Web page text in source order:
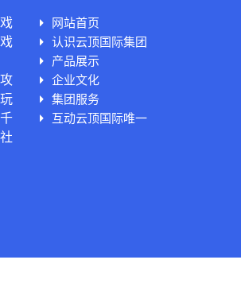
网站首页
认识云顶国际集团
产品展示
企业文化
集团服务
互动云顶国际唯一